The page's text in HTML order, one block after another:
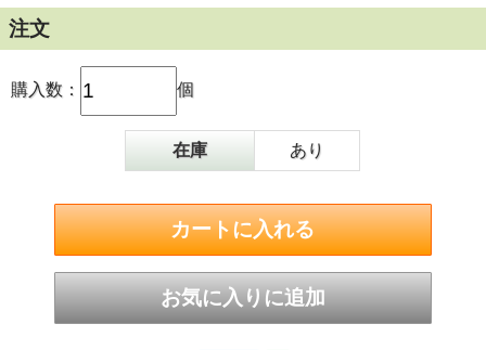
注文
購入数： 個
在庫 あり